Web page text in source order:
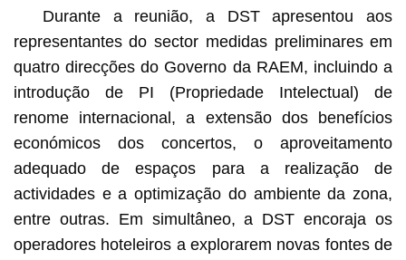
Durante a reunião, a DST apresentou aos
representantes do sector medidas preliminares em
quatro direcções do Governo da RAEM, incluindo a
introdução de PI (Propriedade Intelectual) de
renome internacional, a extensão dos benefícios
económicos dos concertos, o aproveitamento
adequado de espaços para a realização de
actividades e a optimização do ambiente da zona,
entre outras. Em simultâneo, a DST encoraja os
operadores hoteleiros a explorarem novas fontes de